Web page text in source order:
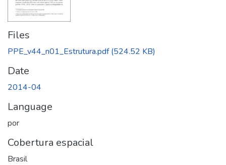
Files
PPE_v44_n01_Estrutura.pdf(524.52 KB)
Date
2014-04
Language
por
Cobertura espacial
Brasil